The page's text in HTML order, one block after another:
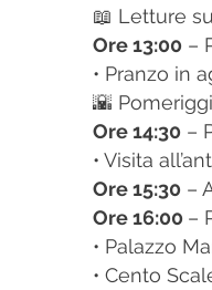
📖 Letture
Ore 13:00 –
• Pranzo in
🌇
Ore 14:30 –
• Visita
Ore 15:30 –
Ore 16:00 –
• Palazzo
• Cento